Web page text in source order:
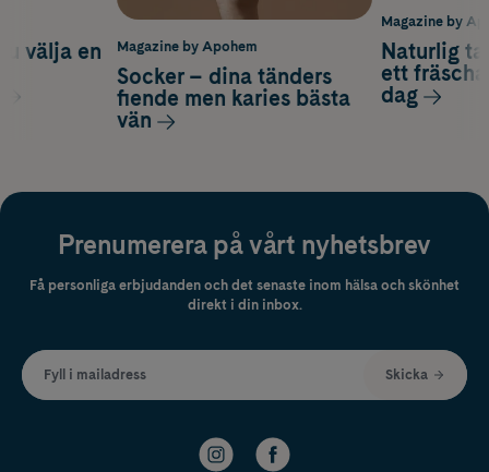
Magazine by
Naturlig
ett
dag
välja en
Magazine by Apohem
Socker – dina tänders
fiende men karies bästa
vän
Prenumerera på vårt nyhetsbrev
Få personliga erbjudanden och det senaste inom hälsa och skönhet
direkt i din inbox.
Fyll i mailadress Skicka